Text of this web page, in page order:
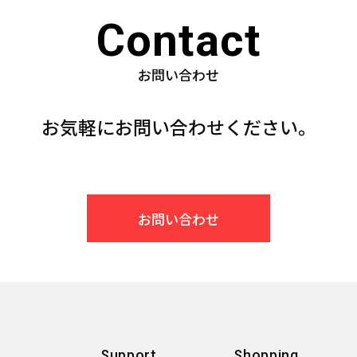
Contact
お問い合わせ
お気軽にお問い合わせください。
お問い合わせ